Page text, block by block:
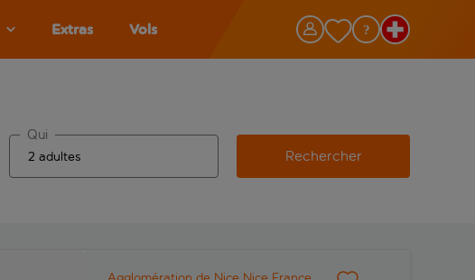
Extras Vols
Qui
Rechercher